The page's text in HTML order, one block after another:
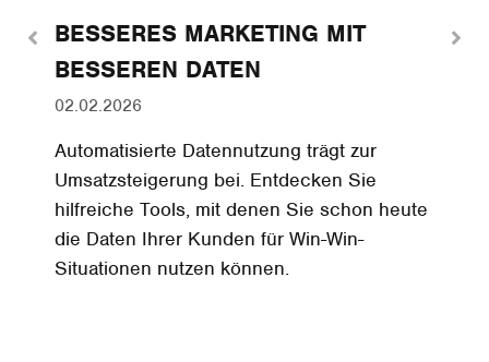
BESSERES MARKETING MIT
BESSEREN DATEN
02.02.2026
Automatisierte Datennutzung trägt zur
Umsatzsteigerung bei. Entdecken Sie
hilfreiche Tools, mit denen Sie schon heute
die Daten Ihrer Kunden für Win-Win-
Situationen nutzen können.